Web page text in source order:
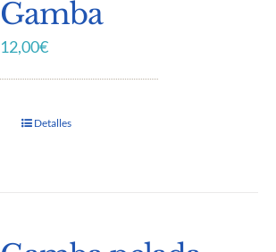
Gamba
12,00€
Detalles